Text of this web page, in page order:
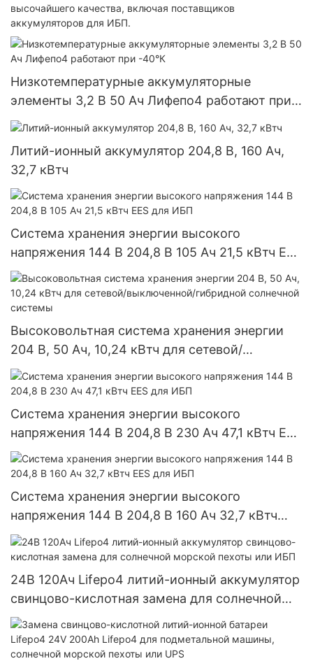
высочайшего качества, включая поставщиков
аккумуляторов для ИБП.
Низкотемпературные аккумуляторные
элементы 3,2 В 50 Ач Лифепо4 работают при
-40°К
Литий-ионный аккумулятор 204,8 В, 160 Ач,
32,7 кВтч
Система хранения энергии высокого
напряжения 144 В 204,8 В 105 Ач 21,5 кВтч EES
для ИБП
Высоковольтная система хранения энергии
204 В, 50 Ач, 10,24 кВтч для сетевой/
выключенной/гибридной солнечной системы
Система хранения энергии высокого
напряжения 144 В 204,8 В 230 Ач 47,1 кВтч EES
для ИБП
Система хранения энергии высокого
напряжения 144 В 204,8 В 160 Ач 32,7 кВтч
EES для ИБП
24В 120Ач Lifepo4 литий-ионный аккумулятор
свинцово-кислотная замена для солнечной
морской пехоты или ИБП